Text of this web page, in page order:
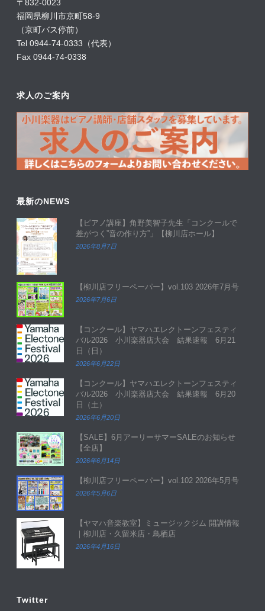
〒832-0023
福岡県柳川市京町58-9
（京町バス停前）
Tel 0944-74-0333（代表）
Fax 0944-74-0338
求人のご案内
最新のNEWS
【ピアノ講座】角野美智子先生「コンクールで
差がつく”音の作り方”」【柳川店ホール】
2026年8月7日
【柳川店フリーペーパー】vol.103 2026年7月号
2026年7月6日
【コンクール】ヤマハエレクトーンフェスティ
バル2026 小川楽器店大会 結果速報 6月21
日（日）
2026年6月22日
【コンクール】ヤマハエレクトーンフェスティ
バル2026 小川楽器店大会 結果速報 6月20
日（土）
2026年6月20日
【SALE】6月アーリーサマーSALEのお知らせ
【全店】
2026年6月14日
【柳川店フリーペーパー】vol.102 2026年5月号
2026年5月6日
【ヤマハ音楽教室】ミュージックジム 開講情報
｜柳川店・久留米店・鳥栖店
2026年4月16日
Twitter